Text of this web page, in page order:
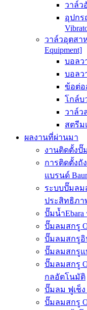
วาล์ว
อุปกร
วาล์วอุตสา
Equipment]
บอลว
บอลว
ข้อต่อ
โกล์บ
วาล์ว
สตรีม
ผลงานที่ผ่านมา
งานติดตั้งปั๊
การติดตั้งถัง
แบรนด์
ระบบปั๊มลมส
ประสิทธิภา
ปั๊มน้ำ
ปั๊มลมสกรู
ปั๊มลมสกรูอิ
ปั๊มลมสกรูแ
ปั๊มลมสกรู
กลอัตโนมัติ
ปั๊มลม ฟูเช็ง
ปั๊มลมสกรู